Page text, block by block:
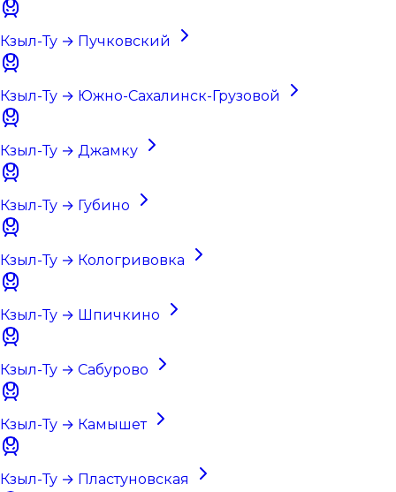
Кзыл-Ту → Пучковский
Кзыл-Ту → Южно-Сахалинск-Грузовой
Кзыл-Ту → Джамку
Кзыл-Ту → Губино
Кзыл-Ту → Кологривовка
Кзыл-Ту → Шпичкино
Кзыл-Ту → Сабурово
Кзыл-Ту → Камышет
Кзыл-Ту → Пластуновская